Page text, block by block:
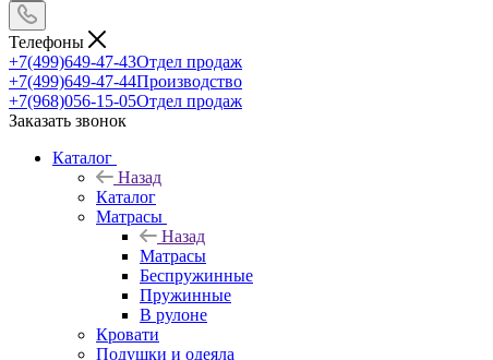
Телефоны
+7(499)649-47-43Отдел продаж
+7(499)649-47-44Производство
+7(968)056-15-05Отдел продаж
Заказать звонок
Каталог
Назад
Каталог
Матрасы
Назад
Матрасы
Беспружинные
Пружинные
В рулоне
Кровати
Подушки и одеяла